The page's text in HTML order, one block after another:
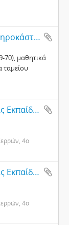
Αρχείο 3ου Δημοτικού Σχολείου Σιδηροκάστρου
70), μαθητικά
ταμείου
Αρχείο 4ου Γραφείου Πρωτοβάθμιας Εκπαίδευσης Σερρών
4ο
Αρχείο 4ου Γραφείου Πρωτοβάθμιας Εκπαίδευσης Σερρών
4ο